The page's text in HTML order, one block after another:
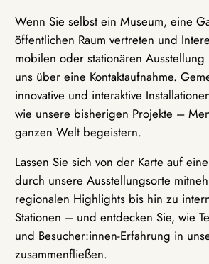
Wenn Sie selbst ein Museum, eine
öffentlichen Raum vertreten und
mobilen oder stationären
uns über eine Kontaktaufnahme.
innovative und interaktive
wie unsere bisherigen Projekte –
ganzen Welt begeistern.
Lassen Sie sich von der Karte auf
durch unsere Ausstellungsorte
regionalen Highlights bis hin zu
Stationen – und entdecken Sie, wie
und Besucher:innen-Erfahrung in
zusammenfließen.